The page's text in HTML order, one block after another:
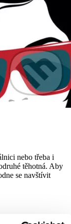
nebo třeba i
těhotná. Aby
se navštívit